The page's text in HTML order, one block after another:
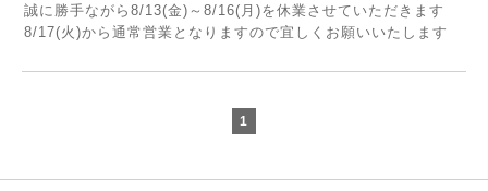
誠に勝手ながら8/13(金)～8/16(月)を休業させていただきます
8/17(火)から通常営業となりますので宜しくお願いいたします
1